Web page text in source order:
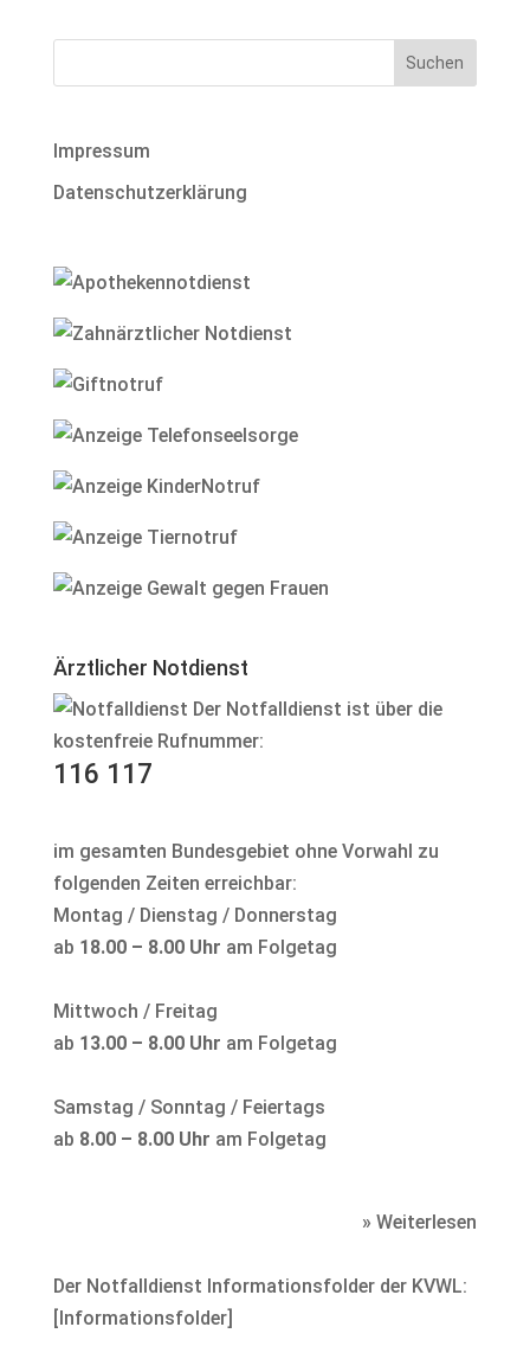
Impressum
Datenschutzerklärung
Ärztlicher Notdienst
Der Notfalldienst ist über die
kostenfreie Rufnummer:
116 117
im gesamten Bundesgebiet ohne Vorwahl zu
folgenden Zeiten erreichbar:
Montag / Dienstag / Donnerstag
ab 18.00 – 8.00 Uhr am Folgetag
Mittwoch / Freitag
ab 13.00 – 8.00 Uhr am Folgetag
Samstag / Sonntag / Feiertags
ab 8.00 – 8.00 Uhr am Folgetag
» Weiterlesen
Der Notfalldienst Informationsfolder der KVWL:
[Informationsfolder]